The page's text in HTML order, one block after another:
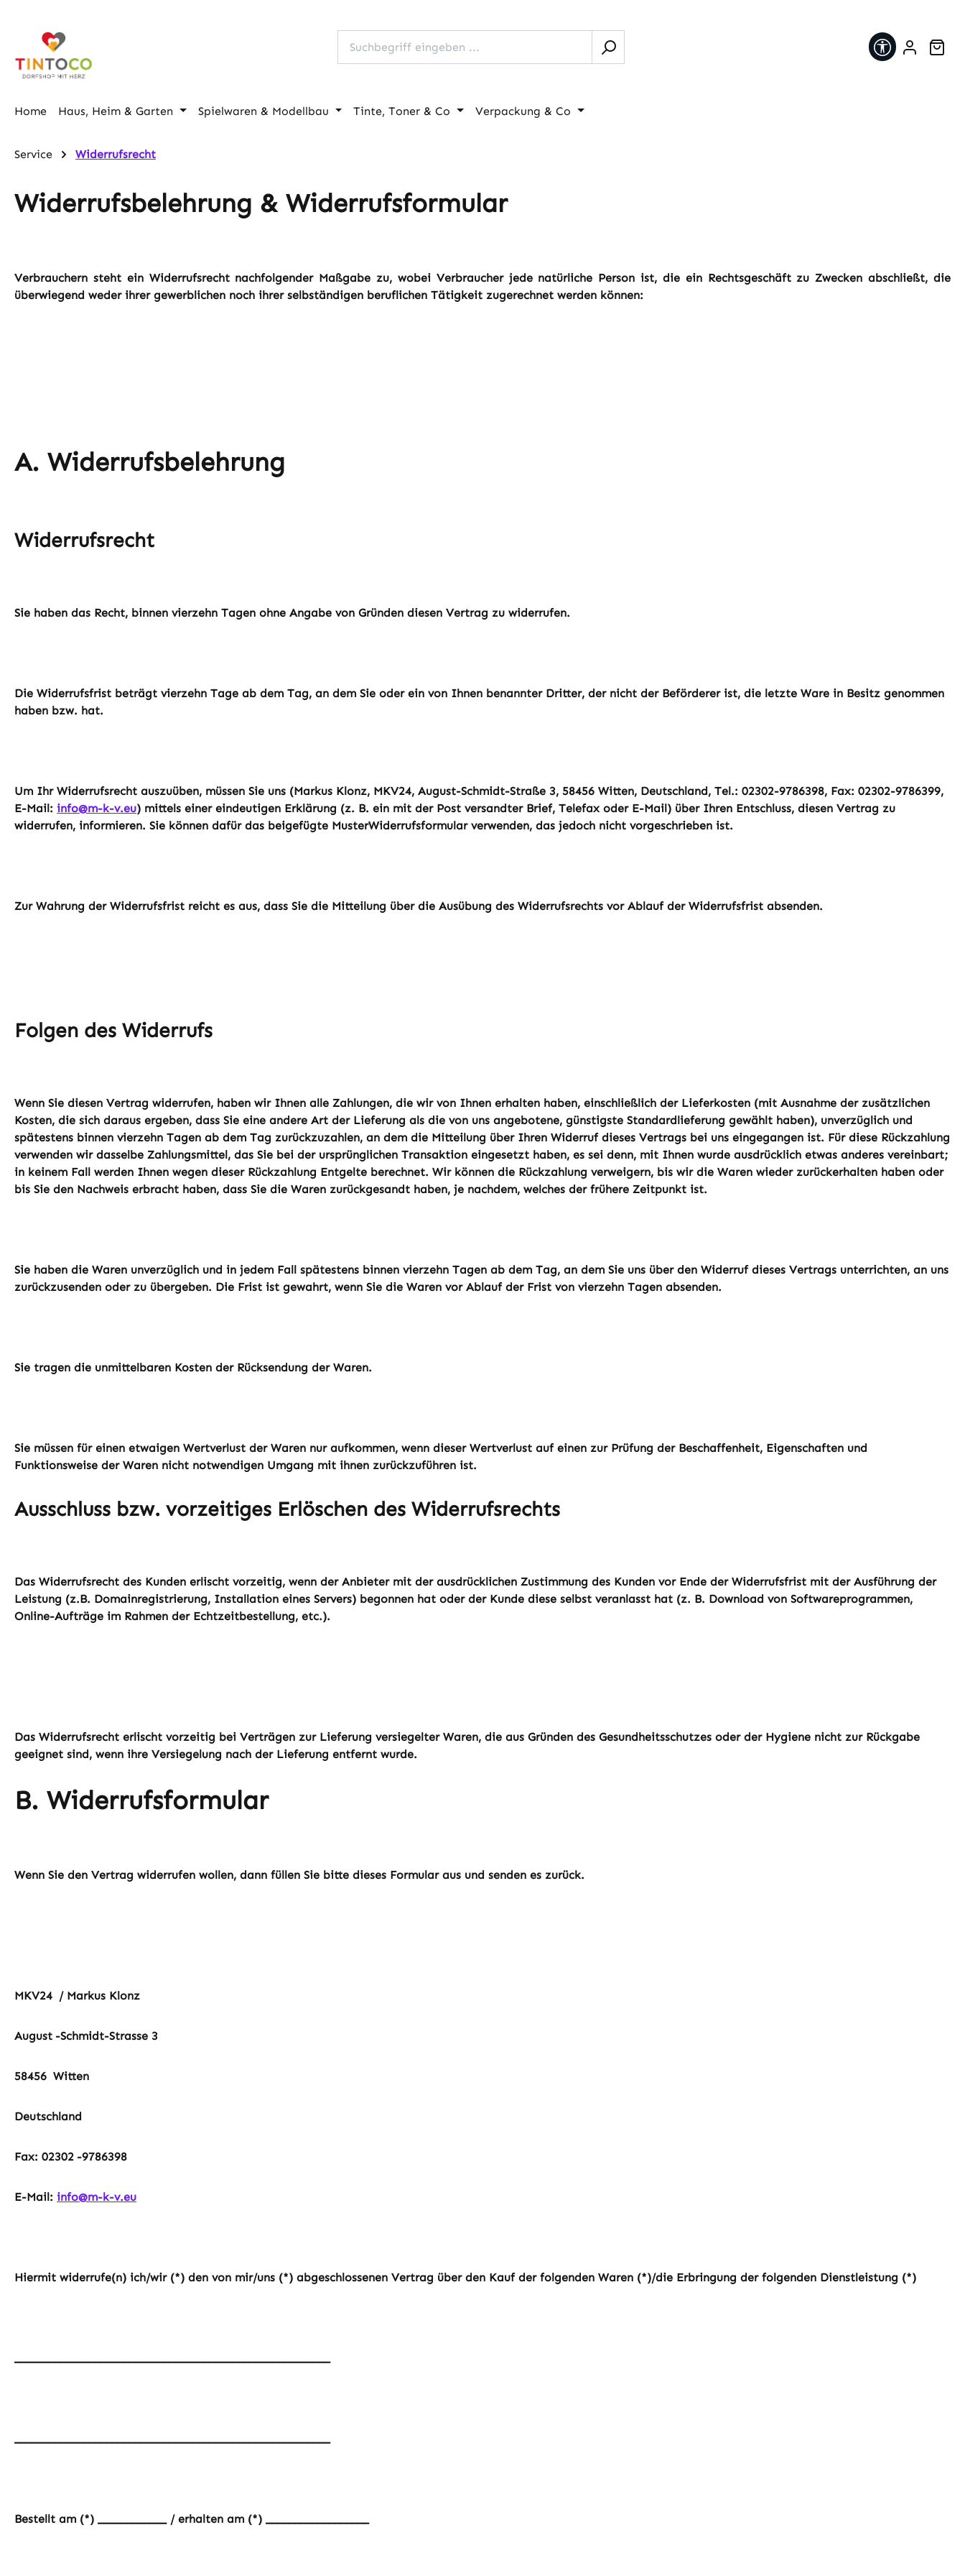
Home Haus, Heim & Garten Spielwaren & Modellbau Tinte, Toner & Co Verpackung & Co
Service Widerrufsrecht
Widerrufsbelehrung & Widerrufsformular
Verbrauchern steht ein Widerrufsrecht nachfolgender Maßgabe zu, wobei Verbraucher jede natürliche Person ist, die ein Rechtsgeschäft zu Zwecken abschließt, die
überwiegend weder ihrer gewerblichen noch ihrer selbständigen beruflichen Tätigkeit zugerechnet werden können:
A. Widerrufsbelehrung
Widerrufsrecht
Sie haben das Recht, binnen vierzehn Tagen ohne Angabe von Gründen diesen Vertrag zu widerrufen.
Die Widerrufsfrist beträgt vierzehn Tage ab dem Tag, an dem Sie oder ein von Ihnen benannter Dritter, der nicht der Beförderer ist, die letzte Ware in Besitz genommen
haben bzw. hat.
Um Ihr Widerrufsrecht auszuüben, müssen Sie uns (Markus Klonz, MKV24, August-Schmidt-Straße 3, 58456 Witten, Deutschland, Tel.: 02302-9786398, Fax: 02302-9786399,
E-Mail: info@m-k-v.eu) mittels einer eindeutigen Erklärung (z. B. ein mit der Post versandter Brief, Telefax oder E-Mail) über Ihren Entschluss, diesen Vertrag zu
widerrufen, informieren. Sie können dafür das beigefügte MusterWiderrufsformular verwenden, das jedoch nicht vorgeschrieben ist.
Zur Wahrung der Widerrufsfrist reicht es aus, dass Sie die Mitteilung über die Ausübung des Widerrufsrechts vor Ablauf der Widerrufsfrist absenden.
Folgen des Widerrufs
Wenn Sie diesen Vertrag widerrufen, haben wir Ihnen alle Zahlungen, die wir von Ihnen erhalten haben, einschließlich der Lieferkosten (mit Ausnahme der zusätzlichen
Kosten, die sich daraus ergeben, dass Sie eine andere Art der Lieferung als die von uns angebotene, günstigste Standardlieferung gewählt haben), unverzüglich und
spätestens binnen vierzehn Tagen ab dem Tag zurückzuzahlen, an dem die Mitteilung über Ihren Widerruf dieses Vertrags bei uns eingegangen ist. Für diese Rückzahlung
verwenden wir dasselbe Zahlungsmittel, das Sie bei der ursprünglichen Transaktion eingesetzt haben, es sei denn, mit Ihnen wurde ausdrücklich etwas anderes vereinbart;
in keinem Fall werden Ihnen wegen dieser Rückzahlung Entgelte berechnet. Wir können die Rückzahlung verweigern, bis wir die Waren wieder zurückerhalten haben oder
bis Sie den Nachweis erbracht haben, dass Sie die Waren zurückgesandt haben, je nachdem, welches der frühere Zeitpunkt ist.
Sie haben die Waren unverzüglich und in jedem Fall spätestens binnen vierzehn Tagen ab dem Tag, an dem Sie uns über den Widerruf dieses Vertrags unterrichten, an uns
zurückzusenden oder zu übergeben. Die Frist ist gewahrt, wenn Sie die Waren vor Ablauf der Frist von vierzehn Tagen absenden.
Sie tragen die unmittelbaren Kosten der Rücksendung der Waren.
Sie müssen für einen etwaigen Wertverlust der Waren nur aufkommen, wenn dieser Wertverlust auf einen zur Prüfung der Beschaffenheit, Eigenschaften und
Funktionsweise der Waren nicht notwendigen Umgang mit ihnen zurückzuführen ist.
Ausschluss bzw. vorzeitiges Erlöschen des Widerrufsrechts
Das Widerrufsrecht des Kunden erlischt vorzeitig, wenn der Anbieter mit der ausdrücklichen Zustimmung des Kunden vor Ende der Widerrufsfrist mit der Ausführung der
Leistung (z.B. Domainregistrierung, Installation eines Servers) begonnen hat oder der Kunde diese selbst veranlasst hat (z. B. Download von Softwareprogrammen,
Online-Aufträge im Rahmen der Echtzeitbestellung, etc.).
Das Widerrufsrecht erlischt vorzeitig bei Verträgen zur Lieferung versiegelter Waren, die aus Gründen des Gesundheitsschutzes oder der Hygiene nicht zur Rückgabe
geeignet sind, wenn ihre Versiegelung nach der Lieferung entfernt wurde.
B. Widerrufsformular
Wenn Sie den Vertrag widerrufen wollen, dann füllen Sie bitte dieses Formular aus und senden es zurück.
MKV24 / Markus Klonz
August -Schmidt-Strasse 3
58456 Witten
Deutschland
Fax: 02302 -9786398
E-Mail: info@m-k-v.eu
Hiermit widerrufe(n) ich/wir (*) den von mir/uns (*) abgeschlossenen Vertrag über den Kauf der folgenden Waren (*)/die Erbringung der folgenden Dienstleistung (*)
_______________________________________________________
_______________________________________________________
Bestellt am (*) ____________ / erhalten am (*) __________________